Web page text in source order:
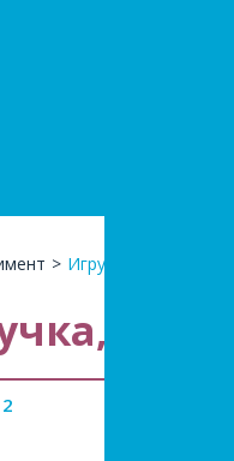
> Игрушка-тянучка,